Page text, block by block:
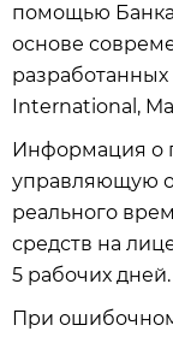
помощью
основе
International,
Информация о
управляющую
реального
средств на
5 рабочих дней.
При